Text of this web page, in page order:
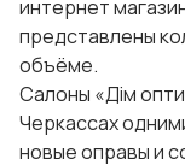
интернет
представлены
объёме.
Салоны «Дім
Черкассах
новые оправы и